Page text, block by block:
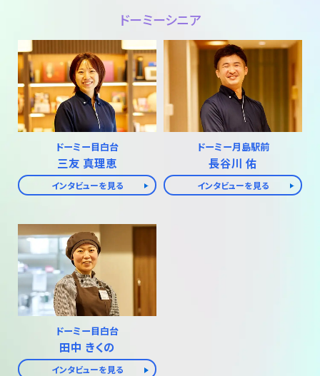
ドーミーシニア
ドーミー目白台
三友 真理恵
インタビューを見る
ドーミー月島駅前
長谷川 佑
インタビューを見る
ドーミー目白台
田中 きくの
インタビューを見る